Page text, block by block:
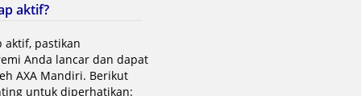
aktif?
aktif, pastikan
Anda lancar dan dapat
AXA Mandiri. Berikut
untuk diperhatikan: